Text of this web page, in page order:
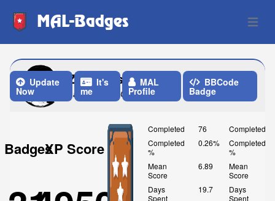
MAL-Badges Open
Zwecklos
Last Update: One Week ago
Update
Now
It's
me
MAL
Profile
BBCode
Badge
BadgesXP Score
Completed
76
Completed
%
0.26%
Mean
Score
6.89
Days
Spent
19.7
Completed
Completed
%
Mean
Score
Days
Spent